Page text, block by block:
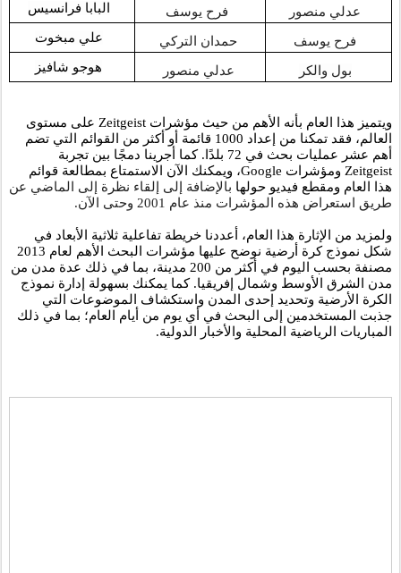
البابا فرانسيس
فرح يوسف
عدلي منصور
علي مبخوت
حمدان التركي
فرح يوسف
هوجو شافيز
عدلي منصور بول والكر
هذا العام ومقطع فيديو حولها
طريق استعراض هذه المؤشرات منذ عام 2001 وحتى الآن.
المباريات الرياضية المحلية والأخبار الدولية.